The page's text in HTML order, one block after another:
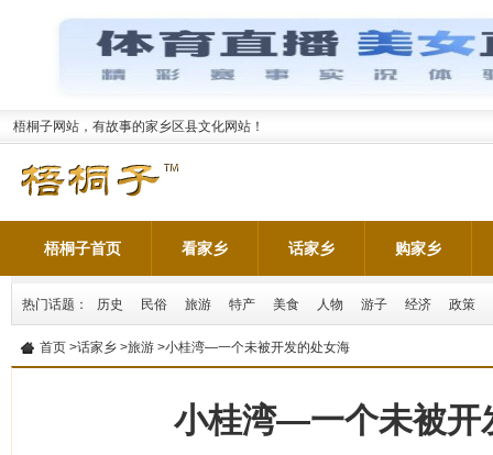
梧桐子网站，有故事的家乡区县文化网站！
梧桐子首页 看家乡 话家乡 购家乡
热门话题： 历史 民俗 旅游 特产 美食 人物 游子 经济 政策
首页 >话家乡 >旅游 >小桂湾—一个未被开发的处女海
小桂湾—一个未被开